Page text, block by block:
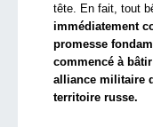
tête. En fait, tout
immédiatement
promesse
commencé à
alliance militaire
territoire russe.